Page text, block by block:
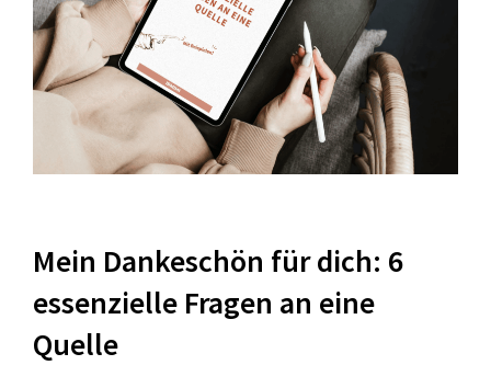
Mein Dankeschön für dich: 6
essenzielle Fragen an eine
Quelle